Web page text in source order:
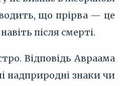
що прірва — це
після смерті.
Відповідь Авраама
надприродні знаки чи